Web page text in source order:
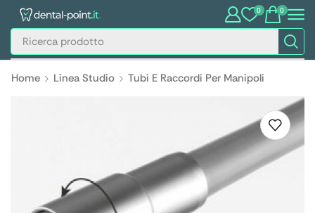
0 0
Home Linea Studio Tubi E Raccordi Per Manipoli